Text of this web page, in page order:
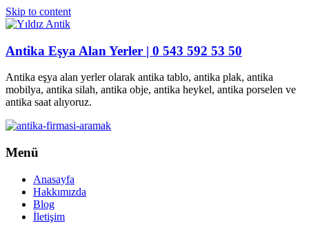
Skip to content
Antika Eşya Alan Yerler | 0 543 592 53 50
Antika eşya alan yerler olarak antika tablo, antika plak, antika
mobilya, antika silah, antika obje, antika heykel, antika porselen ve
antika saat alıyoruz.
Menü
Anasayfa
Hakkımızda
Blog
İletişim